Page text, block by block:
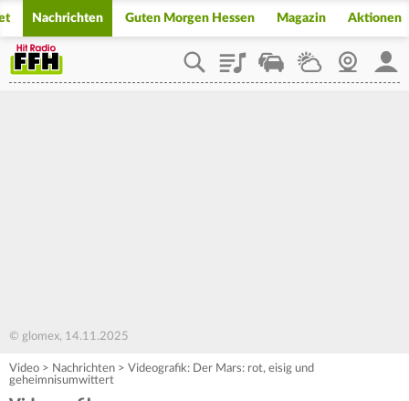
Nachrichten Guten Morgen Hessen Magazin Aktionen
PlaylistStaupilotWetterWebcam
© glomex, 14.11.2025
Video > Nachrichten > Videografik: Der Mars: rot, eisig und
geheimnisumwittert